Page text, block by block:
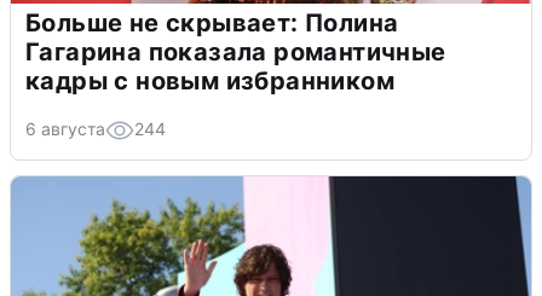
Больше не скрывает: Полина
Гагарина показала романтичные
кадры с новым избранником
6 августа 244